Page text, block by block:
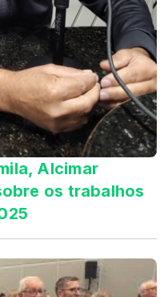
Alcimar
os trabalhos